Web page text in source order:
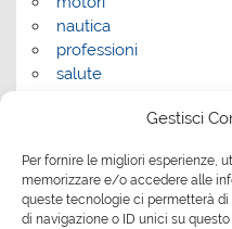
Gestisci
Per fornire le migliori esperienze,
memorizzare e/o accedere alle
queste tecnologie ci permetterà
di navigazione o ID unici su
nautica
professioni
salute
servizi per le aziende
shopping
sport